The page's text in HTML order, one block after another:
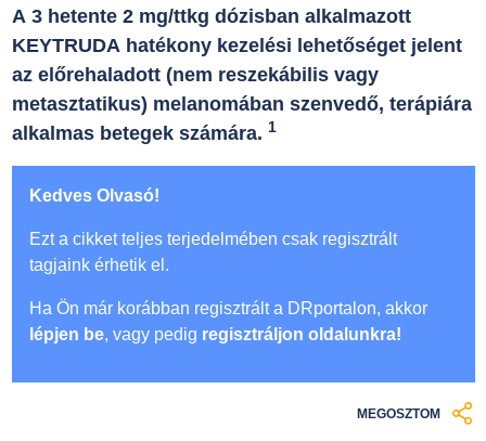
A 3 hetente 2 mg/ttkg dózisban alkalmazott
KEYTRUDA hatékony kezelési lehetőséget jelent
az előrehaladott (nem reszekábilis vagy
metasztatikus) melanomában szenvedő, terápiára
alkalmas betegek számára. 1
Kedves Olvasó!
Ezt a cikket teljes terjedelmében csak regisztrált
tagjaink érhetik el.
Ha Ön már korábban regisztrált a DRportalon, akkor
lépjen be, vagy pedig regisztráljon oldalunkra!
MEGOSZTOM